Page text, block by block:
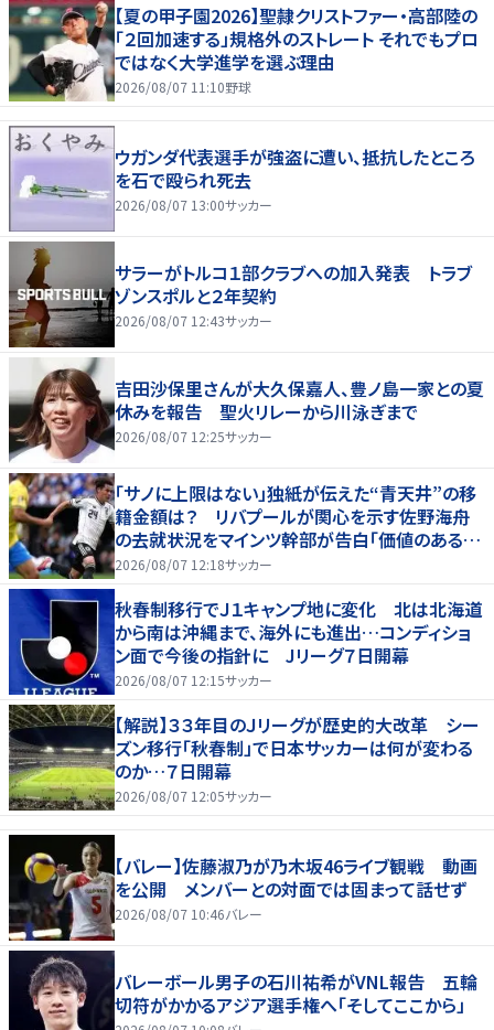
【夏の甲子園2026】聖隷クリストファー・高部陸の
「２回加速する」規格外のストレート それでもプロ
ではなく大学進学を選ぶ理由
2026/08/07 11:10野球
ウガンダ代表選手が強盗に遭い、抵抗したところ
を石で殴られ死去
2026/08/07 13:00サッカー
サラーがトルコ１部クラブへの加入発表 トラブ
ゾンスポルと２年契約
2026/08/07 12:43サッカー
吉田沙保里さんが大久保嘉人、豊ノ島一家との夏
休みを報告 聖火リレーから川泳ぎまで
2026/08/07 12:25サッカー
「サノに上限はない」独紙が伝えた“青天井”の移
籍金額は？ リバプールが関心を示す佐野海舟
の去就状況をマインツ幹部が告白「価値のあるも
のになる」
2026/08/07 12:18サッカー
秋春制移行でＪ１キャンプ地に変化 北は北海道
から南は沖縄まで、海外にも進出…コンディショ
ン面で今後の指針に Jリーグ７日開幕
2026/08/07 12:15サッカー
【解説】３３年目のＪリーグが歴史的大改革 シー
ズン移行「秋春制」で日本サッカーは何が変わる
のか…７日開幕
2026/08/07 12:05サッカー
【バレー】佐藤淑乃が乃木坂46ライブ観戦 動画
を公開 メンバーとの対面では固まって話せず
2026/08/07 10:46バレー
バレーボール男子の石川祐希がVNL報告 五輪
切符がかかるアジア選手権へ「そしてここから」